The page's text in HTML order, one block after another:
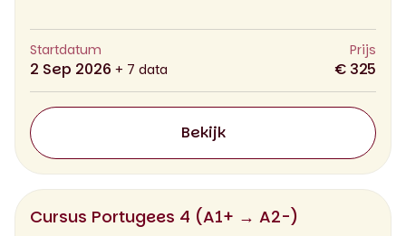
Startdatum
2 Sep 2026 + 7 data
Prijs
€ 325
Bekijk
Cursus Portugees 4 (A1+ → A2-)